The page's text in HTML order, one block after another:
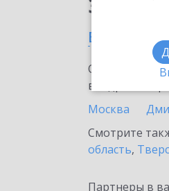
в
внедрение
Москва
Смотрите
область,
Партнеры в